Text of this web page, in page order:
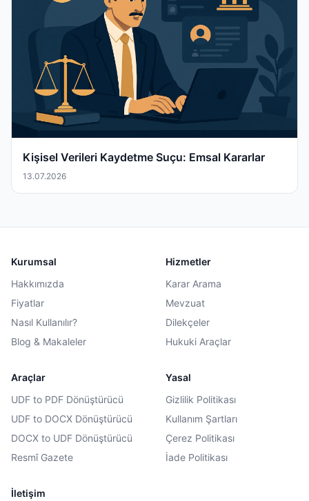
Kişisel Verileri Kaydetme Suçu: Emsal Kararlar
13.07.2026
Kurumsal
Hakkımızda
Fiyatlar
Nasıl Kullanılır?
Blog & Makaleler
Hizmetler
Karar Arama
Mevzuat
Dilekçeler
Hukuki Araçlar
Araçlar
UDF to PDF Dönüştürücü
UDF to DOCX Dönüştürücü
DOCX to UDF Dönüştürücü
Resmî Gazete
Yasal
Gizlilik Politikası
Kullanım Şartları
Çerez Politikası
İade Politikası
İletişim